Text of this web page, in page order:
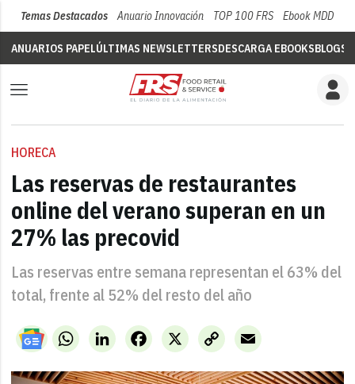
Temas Destacados Anuario Innovación TOP 100 FRS Ebook MDD
ANUARIOS PAPELÚLTIMAS NEWSLETTERSDESCARGA EBOOKSBLOGS
HORECA
Las reservas de restaurantes
online del verano superan en un
27% las precovid
Las reservas entre semana representan el 63% del
total, frente al 52% del resto del año
WhatsAppLinkedIn X
Facebook
Copy
Link
Email